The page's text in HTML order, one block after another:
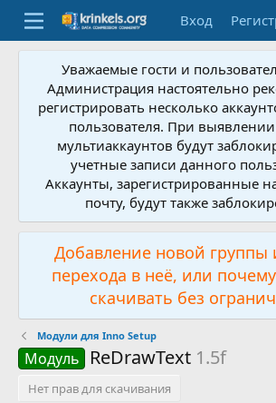
Вход
Уважаемые гости и
Администрация настоятельно
регистрировать несколько
пользователя. При
мультиаккаунтов будут
учетные записи данного
Аккаунты, зарегистрированные
почту, будут также
Добавление новой группы
перехода в неё, или
скачивать без
Модули для Inno Setup
Модуль ReDrawText 1.5f
Нет прав для скачивания